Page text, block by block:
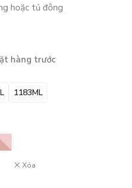
hoặc tủ đông
hàng trước
1183ML
Xóa